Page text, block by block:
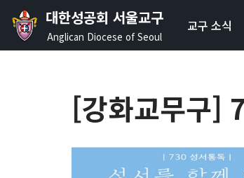
콘
대한성공회 서울교구
Anglican Diocese of Seoul
교구 소식
[강화교무구]